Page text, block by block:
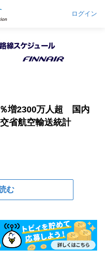
ログイン
増2300万人超 国内
省航空輸送統計
む